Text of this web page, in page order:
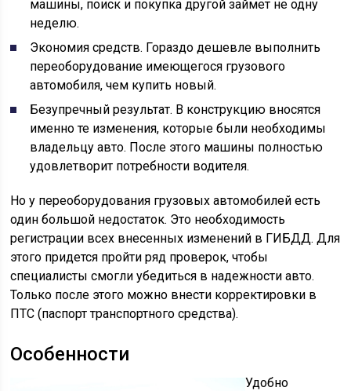
машины, поиск и покупка другой займет не одну
неделю.
Экономия средств. Гораздо дешевле выполнить
переоборудование имеющегося грузового
автомобиля, чем купить новый.
Безупречный результат. В конструкцию вносятся
именно те изменения, которые были необходимы
владельцу авто. После этого машины полностью
удовлетворит потребности водителя.
Но у переоборудования грузовых автомобилей есть
один большой недостаток. Это необходимость
регистрации всех внесенных изменений в ГИБДД. Для
этого придется пройти ряд проверок, чтобы
специалисты смогли убедиться в надежности авто.
Только после этого можно внести корректировки в
ПТС (паспорт транспортного средства).
Особенности
Удобно